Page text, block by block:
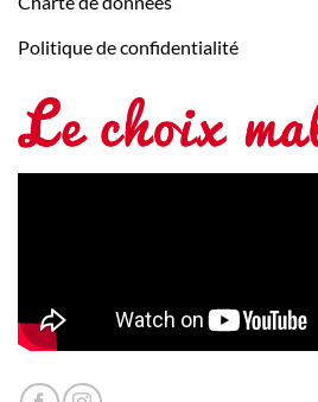
Politique de confidentialité